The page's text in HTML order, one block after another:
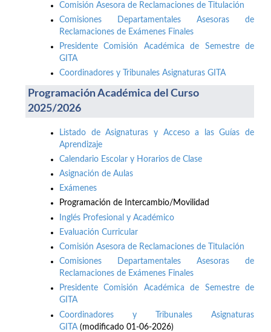
Comisión Asesora de Reclamaciones de Titulación
Comisiones Departamentales Asesoras de
Reclamaciones de Exámenes Finales
Presidente Comisión Académica de Semestre de
GITA
Coordinadores y Tribunales Asignaturas GITA
Programación Académica del Curso
2025/2026
Listado de Asignaturas y Acceso a las Guías de
Aprendizaje
Calendario Escolar y Horarios de Clase
Asignación de Aulas
Exámenes
Programación de Intercambio/Movilidad
Inglés Profesional y Académico
Evaluación Curricular
Comisión Asesora de Reclamaciones de Titulación
Comisiones Departamentales Asesoras de
Reclamaciones de Exámenes Finales
Presidente Comisión Académica de Semestre de
GITA
Coordinadores y Tribunales Asignaturas
GITA (modificado 01-06-2026)